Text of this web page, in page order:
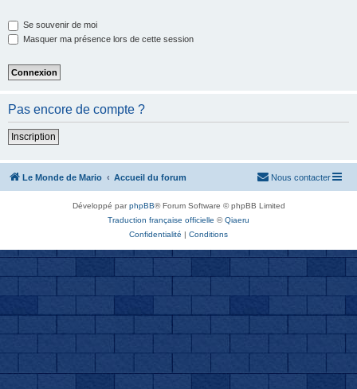
Se souvenir de moi
Masquer ma présence lors de cette session
Pas encore de compte ?
Inscription
Le Monde de Mario Accueil du forum Nous contacter
Développé parphpBB® Forum Software © phpBB Limited
Traduction française officielle ©Qiaeru
Confidentialité | Conditions